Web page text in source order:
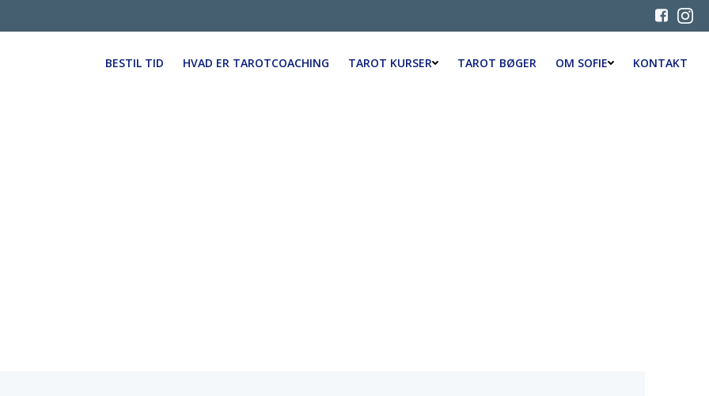
BESTIL TID HVAD ER TAROTCOACHING TAROT KURSER TAROT BØGER OM SOFIE KONTAKT